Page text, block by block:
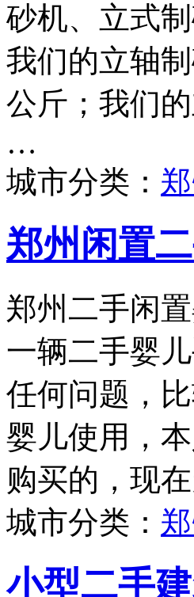
砂机、立式
我们的立轴
公斤；我们
…
城市分类：
郑州闲置
郑州二手闲
一辆二手婴
任何问题，
婴儿使用，
购买的，现
城市分类：
小型二手